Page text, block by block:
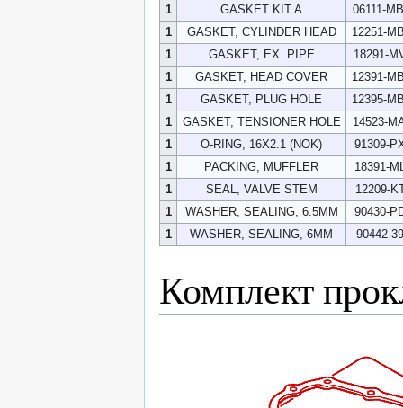
1
GASKET KIT A
06111-
1
GASKET, CYLINDER HEAD
12251-
1
GASKET, EX. PIPE
18291-
1
GASKET, HEAD COVER
12391-
1
GASKET, PLUG HOLE
12395-
1
GASKET, TENSIONER HOLE
14523-
1
O-RING, 16X2.1 (NOK)
91309-
1
PACKING, MUFFLER
18391-
1
SEAL, VALVE STEM
12209-
1
WASHER, SEALING, 6.5MM
90430-
1
WASHER, SEALING, 6MM 90442-
Комплект